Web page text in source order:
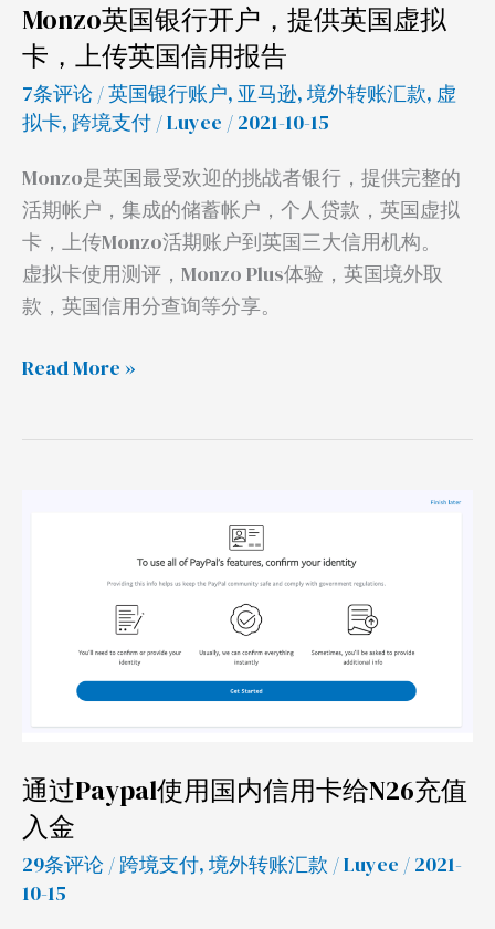
Monzo英国银行开户，提供英国虚拟
卡，上传英国信用报告
7条评论 /英国银行账户, 亚马逊, 境外转账汇款, 虚
拟卡, 跨境支付 /Luyee / 2021-10-15
Monzo是英国最受欢迎的挑战者银行，提供完整的
活期帐户，集成的储蓄帐户，个人贷款，英国虚拟
卡，上传Monzo活期账户到英国三大信用机构。
虚拟卡使用测评，Monzo Plus体验，英国境外取
款，英国信用分查询等分享。
国
虚
拟
卡，
传
英
国
信
用
告
Read More »
通过Paypal使用国内信用卡给N26充值
入金
29条评论 /跨境支付, 境外转账汇款 /Luyee / 2021-
10-15
信
卡
给
N26
充